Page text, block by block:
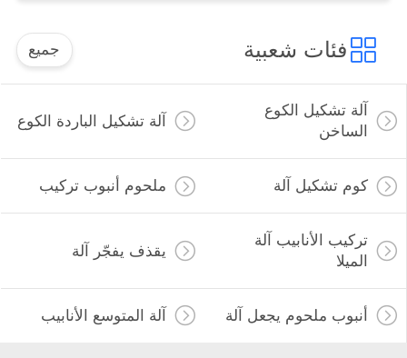
فئات شعبية جميع
آلة تشكيل الكوع
الساخن
آلة تشكيل الباردة الكوع
كوم تشكيل آلة ملحوم أنبوب تركيب
تركيب الأنابيب آلة
الميلا
يقذف يفجّر آلة
أنبوب ملحوم يجعل آلة آلة المتوسع الأنابيب